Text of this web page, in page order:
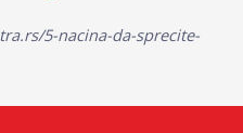
5-nacina-da-sprecite-